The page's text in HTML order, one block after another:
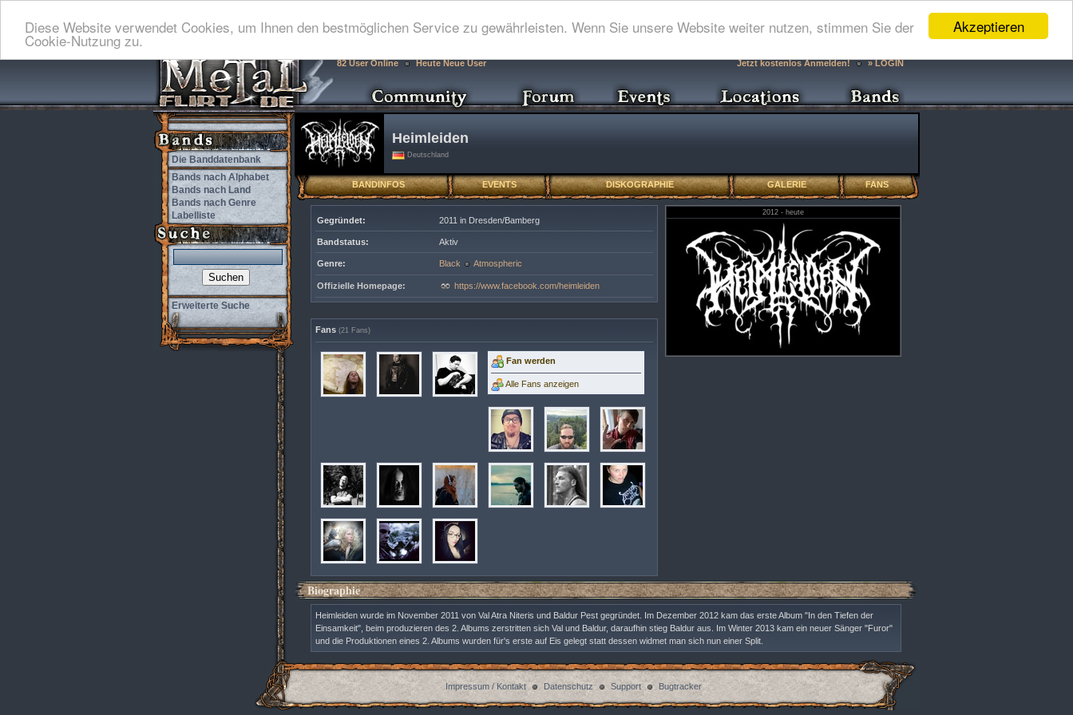
Akzeptieren
Diese Website verwendet Cookies, um Ihnen den bestmöglichen Service zu gewährleisten. Wenn Sie unsere Website weiter nutzen, stimmen Sie der
Cookie-Nutzung zu.
82 User Online Heute Neue User Jetzt kostenlos Anmelden! » LOGIN
Die Banddatenbank
Bands nach Alphabet
Bands nach Land
Bands nach Genre
Labelliste
Erweiterte Suche
Heimleiden
Deutschland
BANDINFOS EVENTS DISKOGRAPHIE GALERIE FANS
2012 - heute
Gegründet: 2011 in Dresden/Bamberg
Bandstatus: Aktiv
Genre: Black Atmospheric
Offizielle Homepage: https://www.facebook.com/heimleiden
Fans (21 Fans)
Fan werden
Alle Fans anzeigen
Biographie
Heimleiden wurde im November 2011 von Val Atra Niteris und Baldur Pest gegründet. Im Dezember 2012 kam das erste Album "In den Tiefen der
Einsamkeit", beim produzieren des 2. Albums zerstritten sich Val und Baldur, daraufhin stieg Baldur aus. Im Winter 2013 kam ein neuer Sänger "Furor"
und die Produktionen eines 2. Albums wurden für's erste auf Eis gelegt statt dessen widmet man sich nun einer Split.
Impressum / Kontakt Datenschutz Support Bugtracker